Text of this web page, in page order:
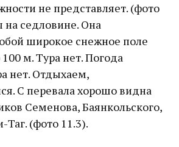
не представляет. (фото
на седловине. Она
широкое снежное поле
м. Тура нет. Погода
нет. Отдыхаем,
С перевала хорошо видна
Семенова, Баянкольского,
Таг. (фото 11.3).